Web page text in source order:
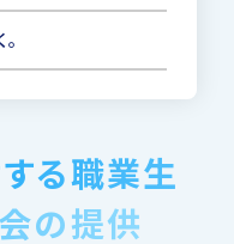
―
―
―
る職業生
の提供